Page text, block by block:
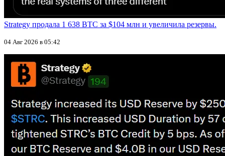
Strategy продала 1 638 BTC за $104 млн и увеличила резервы.
04 Авг 2026 в 05:42